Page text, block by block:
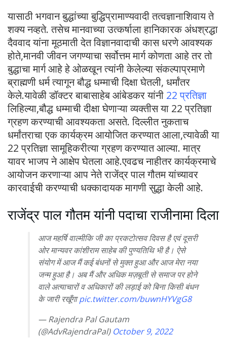
यासाठी भगवान बुद्धांच्या बुद्धिप्रामाण्यवादी तत्वज्ञानाशिवाय ते
शक्य नव्हते. तसेच मानवाच्या उत्कर्षाला हानिकारक अंधश्रद्धा
दैववाद यांना मूठमाती देत विज्ञानवादाची कास धरणे आवश्यक
होते,मानवी जीवन जगण्याचा सर्वोत्तम मार्ग कोणता आहे तर तो
बुद्धाचा मार्ग आहे हे ओळखून त्यांनी केलेल्या संकल्पाप्रमाणे
ब्राह्मणी धर्म त्यागून बौद्ध धम्माची दिक्षा घेतली, धर्मांतर
केले.यावेळी डॉक्टर बाबासाहेब आंबेडकर यांनी 22 प्रतिज्ञा
लिहिल्या,बौद्ध धम्माची दीक्षा घेणाऱ्या व्यक्तीस या 22 प्रतिज्ञा
ग्रहण करण्याची आवश्यकता असते. दिल्लीत नुकताच
धर्मांतराचा एक कार्यक्रम आयोजित करण्यात आला,त्यावेळी या
22 प्रतिज्ञा सामूहिकरीत्या ग्रहण करण्यात आल्या. मात्र
यावर भाजप ने आक्षेप घेतला आहे.एवढच नाहीतर कार्यक्रमाचे
आयोजन करणाऱ्या आप नेते राजेंद्र पाल गौतम यांच्यावर
कारवाईची करण्याची धक्कादायक मागणी सुद्धा केली आहे.
राजेंद्र पाल गौतम यांनी पदाचा राजीनामा दिला
आज महर्षि वाल्मीकि जी का प्रकटोत्सव दिवस है एवं दूसरी
ओर मान्यवर कांशीराम साहेब की पुण्यतिथि भी है। ऐसे
संयोग में आज मैं कई बंधनों से मुक्त हुआ और आज मेरा नया
जन्म हुआ है। अब मैं और अधिक मज़बूती से समाज पर होने
वाले अत्याचारों व अधिकारों की लड़ाई को बिना किसी बंधन
के जारी रखूँगाpic.twitter.com/buwnHYVgG8
— Rajendra Pal Gautam
(@AdvRajendraPal) October 9, 2022